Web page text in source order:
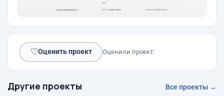
♡Оценить проект Оценили проект:
Другие проекты Все проекты →